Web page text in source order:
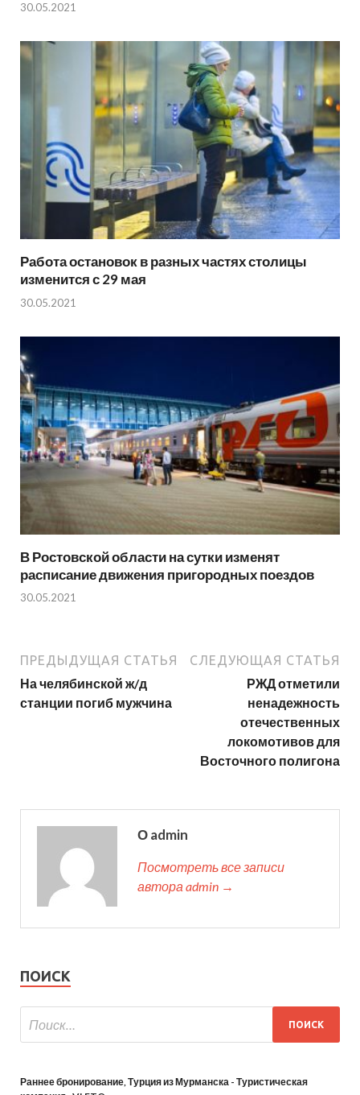
30.05.2021
Работа остановок в разных частях столицы
изменится с 29 мая
30.05.2021
В Ростовской области на сутки изменят
расписание движения пригородных поездов
30.05.2021
ПРЕДЫДУЩАЯ СТАТЬЯ
На челябинской ж/д
станции погиб мужчина
СЛЕДУЮЩАЯ СТАТЬЯ
РЖД отметили
ненадежность
отечественных
локомотивов для
Восточного полигона
О admin
Посмотреть все записи
автора admin →
ПОИСК
Раннее бронирование, Турция из Мурманска - Туристическая